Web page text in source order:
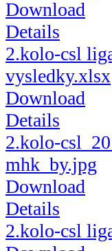
Download
Details
2.kolo-csl
vysledky.xlsx
Download
Details
2.kolo-
mhk_by.jpg
Download
Details
2.kolo-csl